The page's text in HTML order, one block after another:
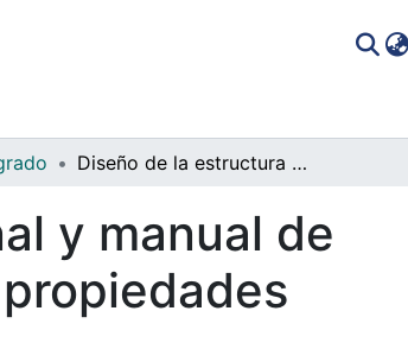
Diseño de la estructura organizacional y manual de funciones de la empresa expression propiedades
y manual de